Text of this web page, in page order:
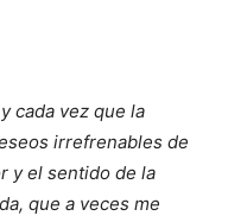
cada vez que la
irrefrenables de
y el sentido de la
que a veces me